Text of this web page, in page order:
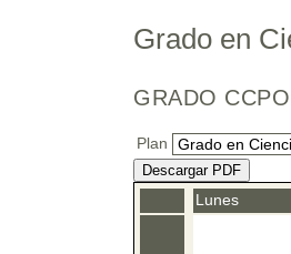
Grado en
GRADO
Plan
Descargar PDF
Lunes